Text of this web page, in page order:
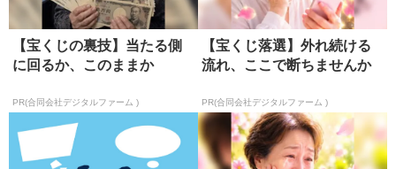
【宝くじの裏技】当たる側
に回るか、このままか
PR(合同会社デジタルファーム )
【宝くじ落選】外れ続ける
流れ、ここで断ちませんか
PR(合同会社デジタルファーム )